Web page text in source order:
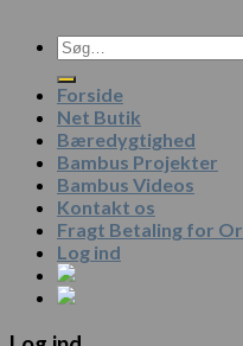
Forside
Net Butik
Bæredygtighed
Bambus Projekter
Bambus Videos
Kontakt os
Fragt Betaling for
Log ind